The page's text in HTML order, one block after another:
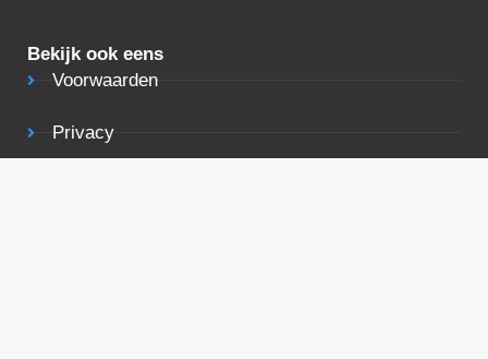
Bekijk ook eens
Voorwaarden
Privacy